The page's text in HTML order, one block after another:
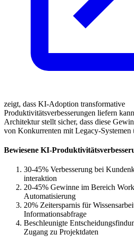
zeigt, dass KI-Adoption transformative
Produktivitätsverbesserungen liefern
Architektur stellt sicher, dass diese
von Konkurrenten mit Legacy-Systemen
Bewiesene KI-
30-45% Verbesserung bei
interaktion
20-45% Gewinne im Bereich
Automatisierung
20% Zeitersparnis für
Informationsabfrage
Beschleunigte
Zugang zu Projektdaten